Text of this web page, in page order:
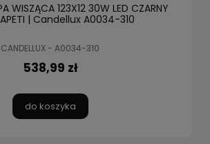
WISZĄCA 123X12 30W LED CZARNY
| Candellux A0034-310
CANDELLUX - A0034-310
538,99 zł
do koszyka